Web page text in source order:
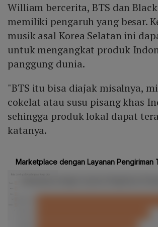
William bercerita, BTS dan
memiliki pengaruh yang besar.
musik asal Korea Selatan ini
untuk mengangkat produk
panggung dunia.
"BTS itu bisa diajak misalnya,
cokelat atau susu pisang khas
sehingga produk lokal dapat
katanya.